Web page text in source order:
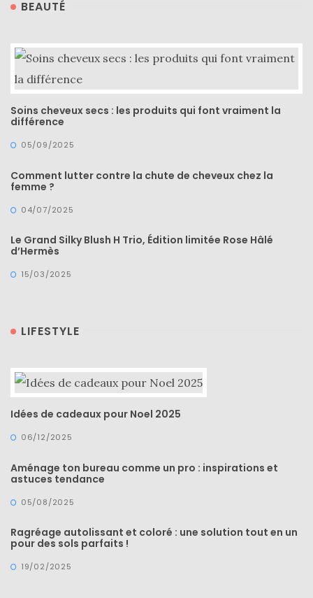
BEAUTÉ
Soins cheveux secs : les produits qui font vraiment la
différence
05/09/2025
Comment lutter contre la chute de cheveux chez la
femme ?
04/07/2025
Le Grand Silky Blush H Trio, Édition limitée Rose Hâlé
d’Hermès
15/03/2025
LIFESTYLE
Idées de cadeaux pour Noel 2025
06/12/2025
Aménage ton bureau comme un pro : inspirations et
astuces tendance
05/08/2025
Ragréage autolissant et coloré : une solution tout en un
pour des sols parfaits !
19/02/2025